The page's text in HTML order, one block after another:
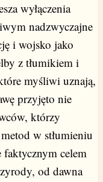
wyłączenia
nadzwyczajne
i wojsko jako
z tłumikiem i
myśliwi uznają,
przyjęto nie
którzy
w stłumieniu
celem
od dawna